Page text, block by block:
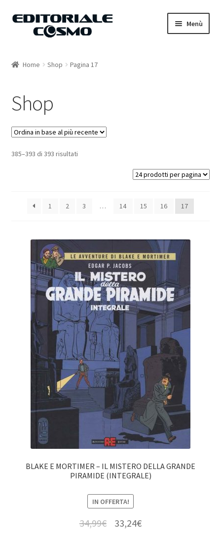
Vai
Vai
Menù
Carrello
Il mio account
Home Shop Pagina 17
Shop
385–393 di 393 risultati
1 2 3 … 14 15 16 17
BLAKE E MORTIMER – IL MISTERO DELLA GRANDE
PIRAMIDE (INTEGRALE)
IN OFFERTA!
34,99€ 33,24€